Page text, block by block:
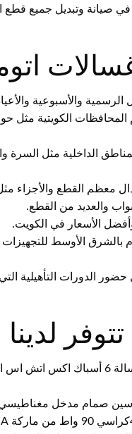
وتبديل جميع قطع
الكويتية مثل
الداخلية مثل السرة
معظم القطع والأجزاء
والعديد من القطع.
الأسعار في الكويت.
بالشرق الأوسط
الدورات التأهيلية
لدينا
لدينا العديد من الاسبيرات مثل مفتاح
صمام مدخل مغناطيسي